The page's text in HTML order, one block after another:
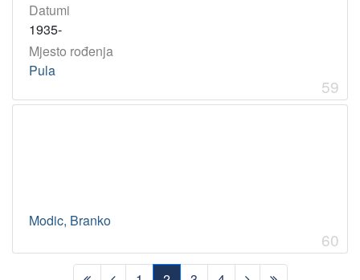
Datumi
1935-
Mjesto rođenja
Pula
59
Modic, Branko
60